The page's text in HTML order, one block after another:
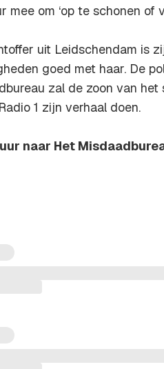
mee om ‘op te schonen of
uit Leidschendam is
goed met haar. De
zal de zoon van het
1 zijn verhaal doen.
naar Het